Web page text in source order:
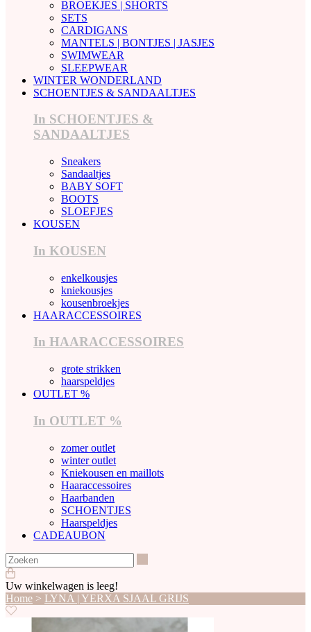
BROEKJES | SHORTS
SETS
CARDIGANS
MANTELS | BONTJES | JASJES
SWIMWEAR
SLEEPWEAR
WINTER WONDERLAND
SCHOENTJES & SANDAALTJES
In SCHOENTJES &
SANDAALTJES
Sneakers
Sandaaltjes
BABY SOFT
BOOTS
SLOEFJES
KOUSEN
In KOUSEN
enkelkousjes
kniekousjes
kousenbroekjes
HAARACCESSOIRES
In HAARACCESSOIRES
grote strikken
haarspeldjes
OUTLET %
In OUTLET %
zomer outlet
winter outlet
Kniekousen en maillots
Haaraccessoires
Haarbanden
SCHOENTJES
Haarspeldjes
CADEAUBON
Uw winkelwagen is leeg!
Home > LYNA | YERXA SJAAL GRIJS